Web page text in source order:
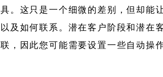
具。这只是一个细微的差别，但却能
以及如何联系。潜在客户阶段和潜在
联，因此您可能需要设置一些自动操